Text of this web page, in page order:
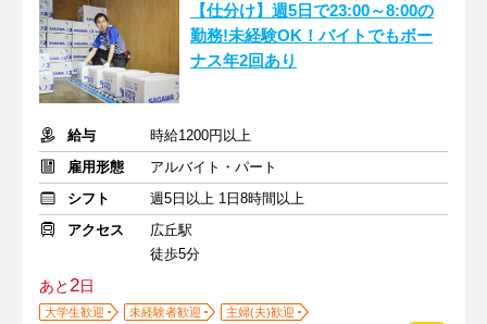
【仕分け】週5日で23:00～8:00の
勤務!未経験OK！バイトでもボー
ナス年2回あり
給与
時給1200円以上
雇用形態
アルバイト・パート
シフト
週5日以上 1日8時間以上
アクセス
広丘駅
徒歩5分
あと2日
大学生歓迎 未経験者歓迎
主婦(夫)歓迎